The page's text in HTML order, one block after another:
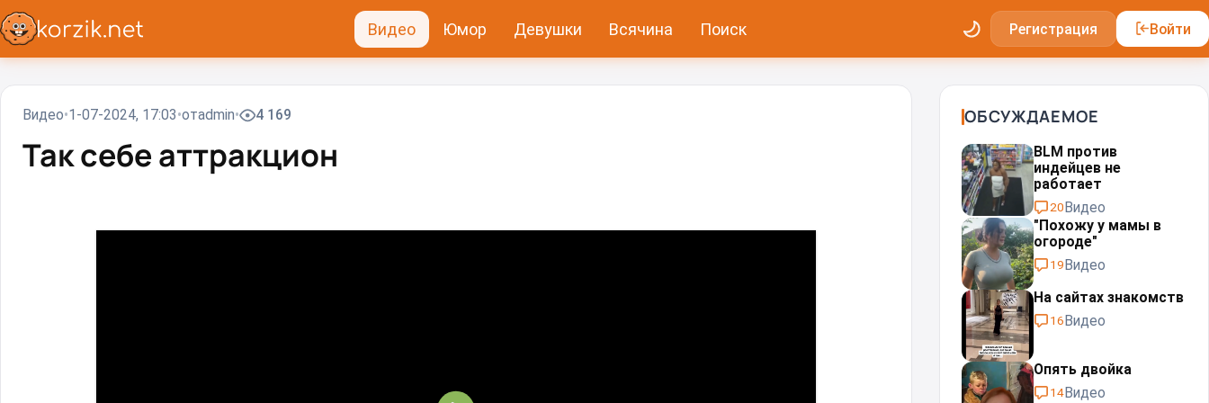
Видео Юмор Девушки Всячина Поиск Регистрация Войти
Видео 1-07-2024, 17:03 отadmin 4 169
Так себе аттракцион
ОБСУЖДАЕМОЕ
BLM против
индейцев не
работает
20Видео
"Похожу у мамы в
огороде"
19Видео
На сайтах знакомств
16Видео
Опять двойка
14Видео